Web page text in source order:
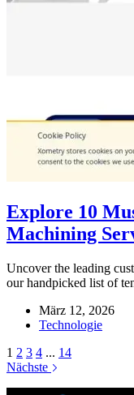
Explore 10
Machining
Uncover the leading
our handpicked list of
März 12, 2026
Technologie
1 2 3 4 ... 14
Nächste